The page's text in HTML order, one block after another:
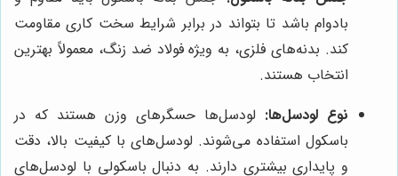
بادوام باشد تا بتواند در برابر شرایط سخت کاری مقاومت
کند. بدنه‌های فلزی، به ویژه فولاد ضد زنگ، معمولاً بهترین
انتخاب هستند.
نوع لودسل‌ها: لودسل‌ها حسگرهای وزن هستند که در
باسکول استفاده می‌شوند. لودسل‌های با کیفیت بالا، دقت
و پایداری بیشتری دارند. به دنبال باسکولی با لودسل‌های